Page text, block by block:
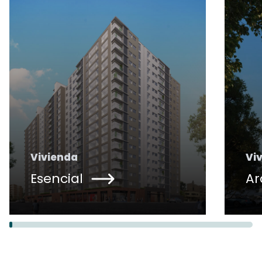
Vivienda
Esencial